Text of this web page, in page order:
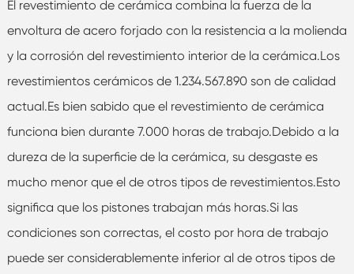
El revestimiento de cerámica combina la fuerza de la
envoltura de acero forjado con la resistencia a la molienda
y la corrosión del revestimiento interior de la cerámica.Los
revestimientos cerámicos de 1.234.567.890 son de calidad
actual.Es bien sabido que el revestimiento de cerámica
funciona bien durante 7.000 horas de trabajo.Debido a la
dureza de la superficie de la cerámica, su desgaste es
mucho menor que el de otros tipos de revestimientos.Esto
significa que los pistones trabajan más horas.Si las
condiciones son correctas, el costo por hora de trabajo
puede ser considerablemente inferior al de otros tipos de